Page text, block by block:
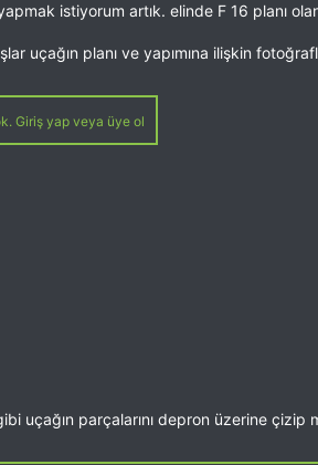
istiyorum artık. elinde F 16 planı
uçağın planı ve yapımına ilişkin
Giriş yap veya üye ol
uçağın parçalarını depron üzerine